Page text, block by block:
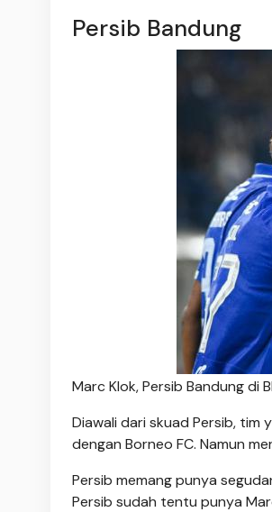
Persib Bandung
Marc Klok, Persib Bandung di
Diawali dari skuad Persib, tim
dengan Borneo FC. Namun
Persib memang punya
Persib sudah tentu punya